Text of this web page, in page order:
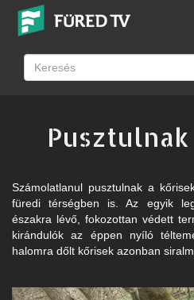
Számolatlanul pusztulnak a
füredi térségben is. Az egyik
északra lévő, fokozottan védett
kirándulók az éppen nyíló
halomra dőlt kőrisek azonban